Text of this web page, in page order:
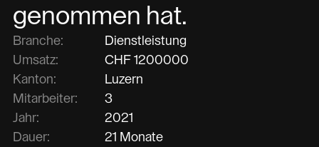
genommen hat.
Branche:
Dienstleistung
Umsatz:
CHF 1200000
Kanton:
Luzern
Mitarbeiter:
3
Jahr:
2021
Dauer:
21 Monate